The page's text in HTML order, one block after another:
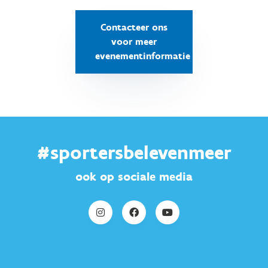
Contacteer ons
voor meer
evenementinformatie
#sportersbelevenmeer
ook op sociale media